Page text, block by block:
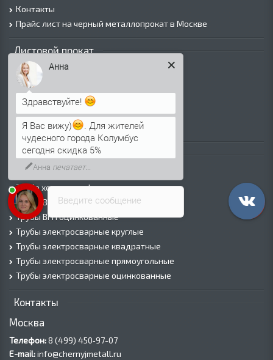
Контакты
Прайс лист на черный металлопрокат в Москве
Листовой прокат
Лист г/к
Лист х/к
Просечно-вытяжной лист (ПВЛ)
Лист рифленый
Лист оцинкованный
Трубы
Трубы горячедеформированные
Труба холоднодеформированная
Трубы ВГП (Водогазопроводные)
Трубы ВГП оцинкованные
Трубы электросварные круглые
Трубы электросварные квадратные
Трубы электросварные прямоугольные
Трубы электросварные оцинкованные
Контакты
Москва
Телефон:8 (499) 450‑97-07
E-mail:info@chernyjmetall.ru
Введите сообщение
Анна
Здравствуйте!
Я Вас вижу)
. Для жителей
чудесного города Колумбус
сегодня скидка 5%
Анна печатает...